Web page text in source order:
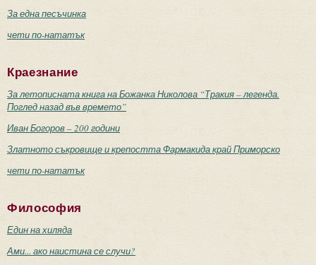
За една песъчинка
чети по-нататък
Краезнание
За летописната книга на Божанка Николова “Тракия – легенда.
Поглед назад във времето”
Иван Богоров – 200 години
Златното съкровище и крепостта Фармакида край Приморско
чети по-нататък
Философия
Един на хиляда
Ами... ако наистина се случи?